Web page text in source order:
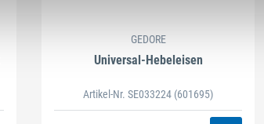
GEDORE
Universal-Hebeleisen
Artikel-Nr. SE033224 (601695)